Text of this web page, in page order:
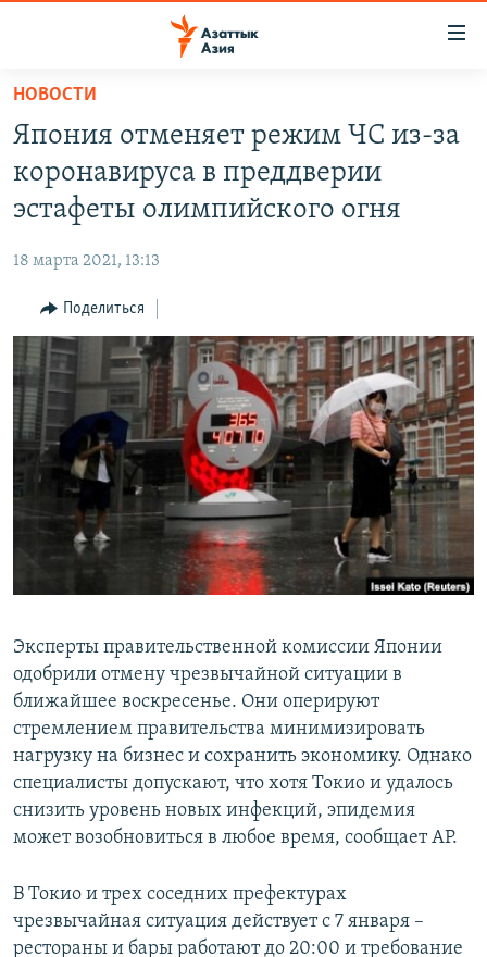
Вернуться
основному
содержанию
Вернутся
главной
навигации
Вернутся
поиску
КЫРГЫЗСТАН
ТАДЖИКИСТАН
ВОЙНА В УКРАИНЕ
ҚАЗАҚША
КЫРГЫЗЧА
ЎЗБЕКЧА
ТОҶИКӢ
TÜRKMENÇE
Все сайты РСЕ/РС
НОВОСТИ
Япония отменяет режим ЧС из-за
коронавируса в преддверии
эстафеты олимпийского огня
18 марта 2021, 13:13
Поделиться
Эксперты правительственной комиссии Японии
одобрили отмену чрезвычайной ситуации в
ближайшее воскресенье. Они оперируют
стремлением правительства минимизировать
нагрузку на бизнес и сохранить экономику. Однако
специалисты допускают, что хотя Токио и удалось
снизить уровень новых инфекций, эпидемия
может возобновиться в любое время, сообщает AP.
В Токио и трех соседних префектурах
чрезвычайная ситуация действует с 7 января –
рестораны и бары работают до 20:00 и требование